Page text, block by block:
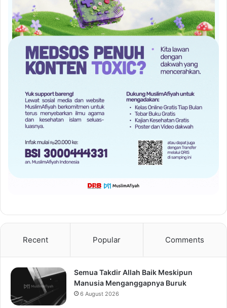
Recent Popular Comments
Semua Takdir Allah Baik Meskipun
Manusia Menganggapnya Buruk
6 August 2026